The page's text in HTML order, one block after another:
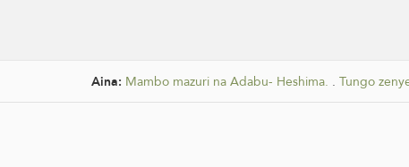
Aina: Mambo mazuri na Adabu- Heshima. . Tungo